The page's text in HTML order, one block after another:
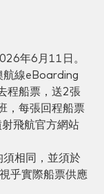
年6月11日。
航線eBoarding
程船票，送2張
，每張回程船票
飛航官方網站
須相同，並須於
乎實際船票供應